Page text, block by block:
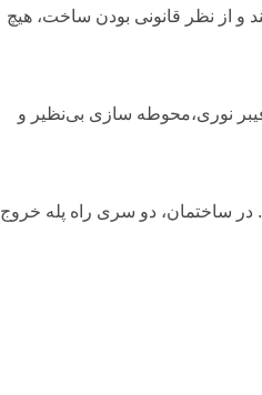
۳ در سرخرود، کامل هستند و از نظر قانونی بودن ساخت، هیچ
فیبر نوری،محوطه سازی بی‌نظیر و
شده است. در ساختمان، دو سری راه پله خروج